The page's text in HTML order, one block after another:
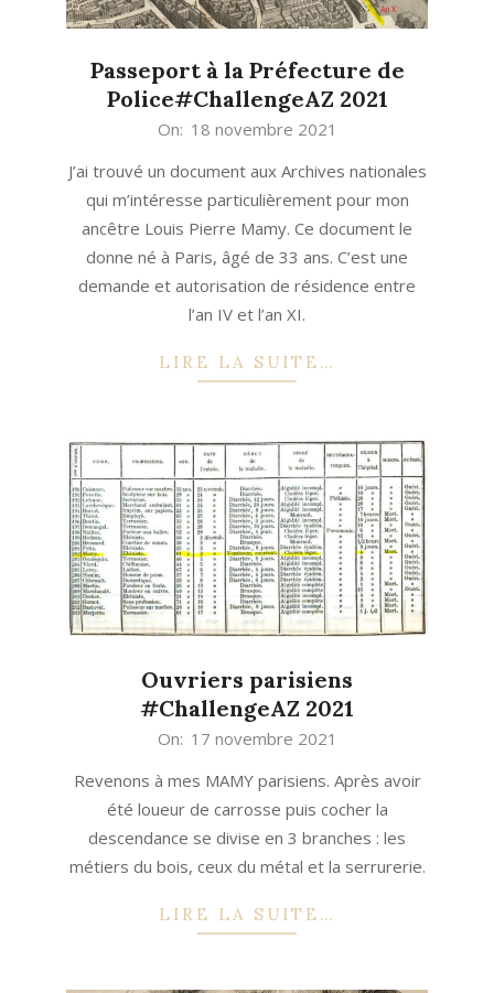
Passeport à la Préfecture de
Police#ChallengeAZ 2021
18
On: 18 novembre 2021
J’ai trouvé un document aux Archives nationales
qui m’intéresse particulièrement pour mon
ancêtre Louis Pierre Mamy. Ce document le
donne né à Paris, âgé de 33 ans. C’est une
demande et autorisation de résidence entre
l’an IV et l’an XI.
LIRE LA SUITE…
Ouvriers parisiens
#ChallengeAZ 2021
17
On: 17 novembre 2021
Revenons à mes MAMY parisiens. Après avoir
été loueur de carrosse puis cocher la
descendance se divise en 3 branches : les
métiers du bois, ceux du métal et la serrurerie.
LIRE LA SUITE…